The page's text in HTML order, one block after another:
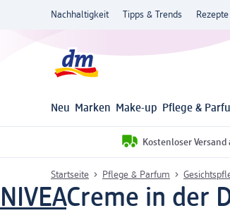
Nachhaltigkeit Tipps & Trends Rezepte
Neu Marken Make-up Pflege &
Kostenloser
Startseite Pflege & Parfum
NIVEACreme in der